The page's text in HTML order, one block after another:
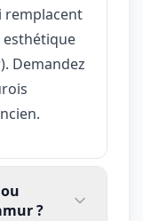
remplacent
esthétique
Demandez
?